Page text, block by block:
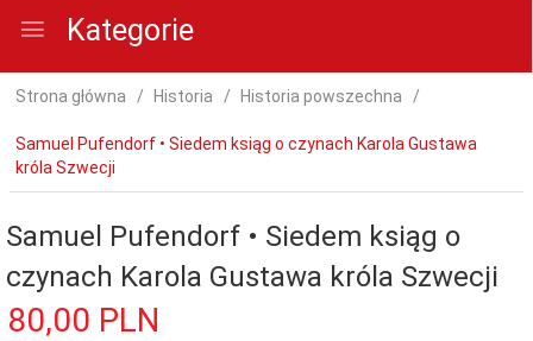
Kategorie
Strona główna Historia Historia powszechna
Samuel Pufendorf • Siedem ksiąg o czynach Karola Gustawa
króla Szwecji
Samuel Pufendorf • Siedem ksiąg o
czynach Karola Gustawa króla Szwecji
80,00 PLN